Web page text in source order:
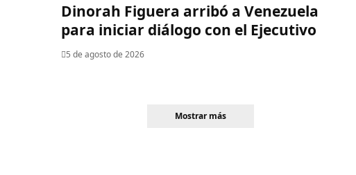
Dinorah Figuera arribó a Venezuela
para iniciar diálogo con el Ejecutivo
5 de agosto de 2026
Mostrar más